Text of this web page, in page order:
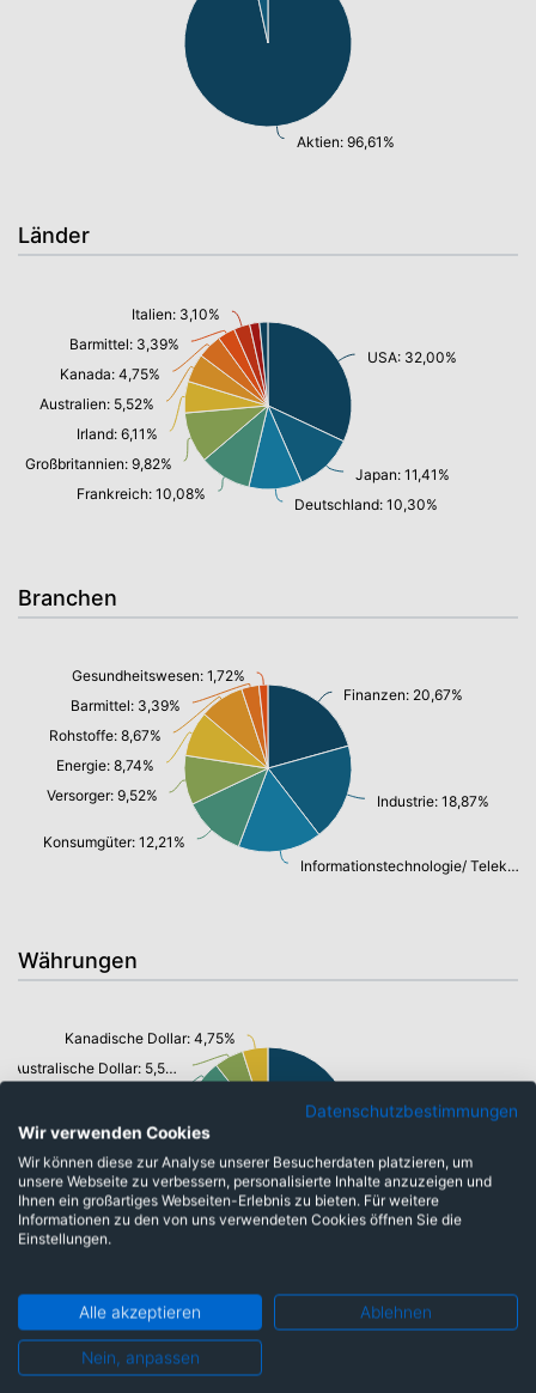
Aktien: 96,61%
Länder
USA: 32,00%
Japan: 11,41%
Deutschland: 10,30%
Frankreich: 10,08%
Großbritannien: 9,82%
Irland: 6,11%
Australien: 5,52%
Kanada: 4,75%
Barmittel: 3,39%
Italien: 3,10%
Branchen
Finanzen: 20,67%
Industrie: 18,87%
Informationstechnologie/ Telekommunikation: 16,20%
Konsumgüter: 12,21%
Versorger: 9,52%
Energie: 8,74%
Rohstoffe: 8,67%
Barmittel: 3,39%
Gesundheitswesen: 1,72%
Währungen
Euro: 31,53%
Japanische Yen: 11,41%
Australische Dollar: 5,52%
Kanadische Dollar: 4,75%
Top-Ten Titel
Sempra
Datenschutzbestimmungen
Wir verwenden Cookies
Wir können diese zur Analyse unserer Besucherdaten platzieren, um
unsere Webseite zu verbessern, personalisierte Inhalte anzuzeigen und
Ihnen ein großartiges Webseiten-Erlebnis zu bieten. Für weitere
Informationen zu den von uns verwendeten Cookies öffnen Sie die
Einstellungen.
Alle akzeptieren Ablehnen
Nein, anpassen